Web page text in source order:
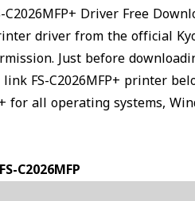
Driver Free
driver from the official
Just before
FS-C2026MFP+ printer
all operating systems,
C2026MFP+